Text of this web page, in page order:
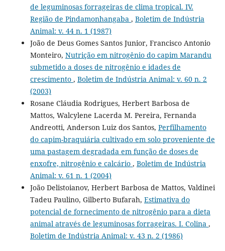
de leguminosas forrageiras de clima tropical. IV.
Região de Pindamonhangaba , Boletim de Indústria
Animal: v. 44 n. 1 (1987)
João de Deus Gomes Santos Junior, Francisco Antonio
Monteiro, Nutrição em nitrogênio do capim Marandu
submetido a doses de nitrogênio e idades de
crescimento , Boletim de Indústria Animal: v. 60 n. 2
(2003)
Rosane Cláudia Rodrigues, Herbert Barbosa de
Mattos, Walcylene Lacerda M. Pereira, Fernanda
Andreotti, Anderson Luiz dos Santos, Perfilhamento
do capim-braquiária cultivado em solo proveniente de
uma pastagem degradada em função de doses de
enxofre, nitrogênio e calcário , Boletim de Indústria
Animal: v. 61 n. 1 (2004)
João Delistoianov, Herbert Barbosa de Mattos, Valdinei
Tadeu Paulino, Gilberto Bufarah, Estimativa do
potencial de fornecimento de nitrogênio para a dieta
animal através de leguminosas forrageiras. I. Colina ,
Boletim de Indústria Animal: v. 43 n. 2 (1986)